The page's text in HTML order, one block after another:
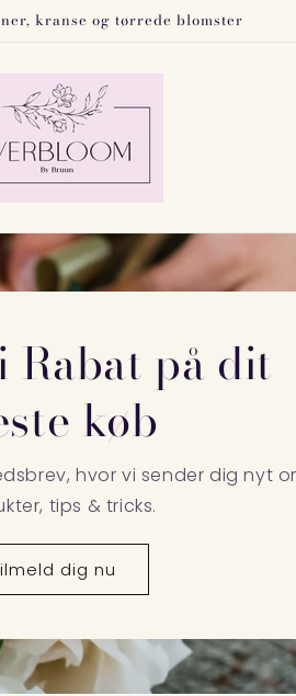
kranse og tørrede blomster
Rabat på dit
køb
hvor vi sender dig nyt
tips & tricks.
dig nu